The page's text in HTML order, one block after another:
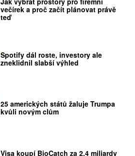
večírek a proč začít plánovat právě
teď
Spotify dál roste, investory ale
zneklidnil slabší výhled
25 amerických států žaluje Trumpa
kvůli novým clům
Visa koupí BioCatch za 2,4 miliardy